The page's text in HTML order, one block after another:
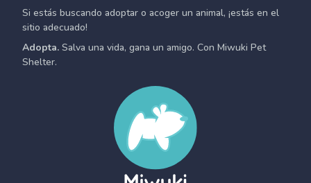
Si estás buscando adoptar o acoger un animal, ¡estás en el
sitio adecuado!
Adopta. Salva una vida, gana un amigo. Con Miwuki Pet
Shelter.